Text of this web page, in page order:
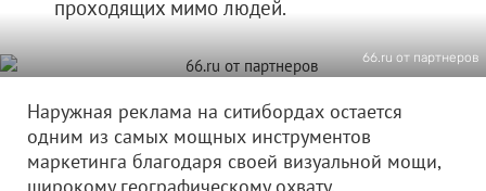
проходящих мимо людей.
66.ru от партнеров
Наружная реклама на ситибордах остается
одним из самых мощных инструментов
маркетинга благодаря своей визуальной мощи,